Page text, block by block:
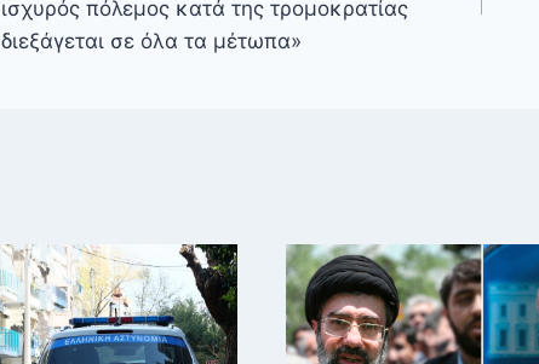
ισχυρός πόλεμος κατά της τρομοκρατίας
διεξάγεται σε όλα τα μέτωπα»